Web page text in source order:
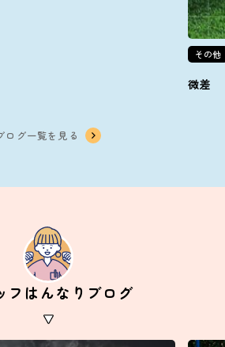
その他
微差
ログ一覧を見る
フはんなりブログ